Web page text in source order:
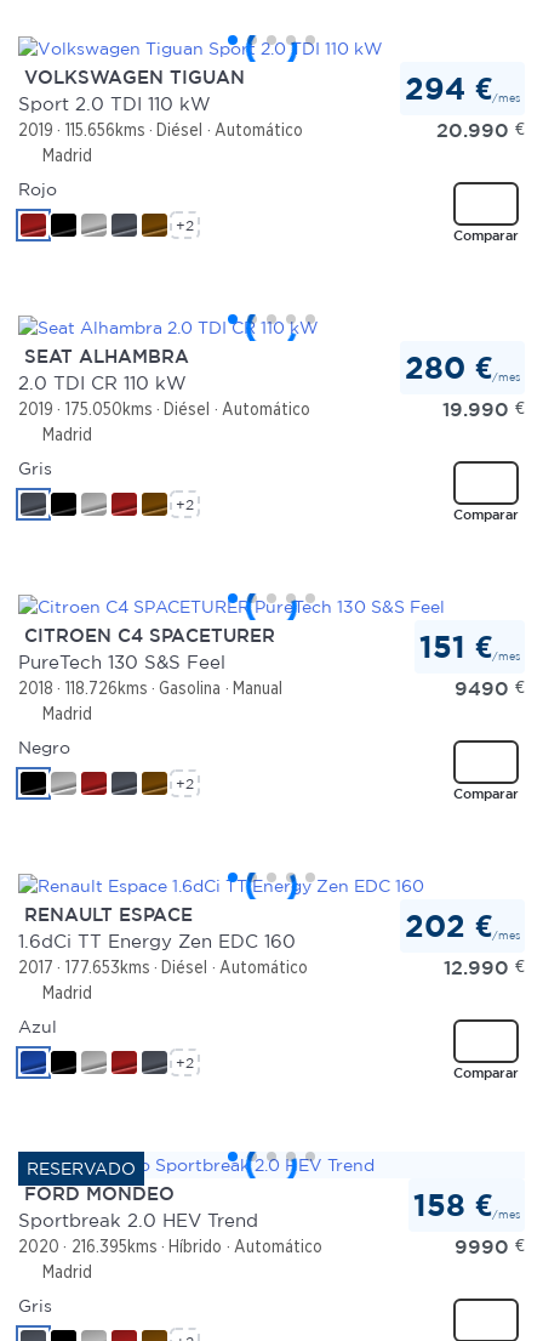
VOLKSWAGEN TIGUAN
Sport 2.0 TDI 110 kW
2019 115.656kms Diésel
Automático
Madrid
294 €/mes
20.990 €
Comparar
Rojo
+2
SEAT ALHAMBRA
2.0 TDI CR 110 kW
2019 175.050kms Diésel
Automático
Madrid
280 €/mes
19.990 €
Comparar
Gris
+2
CITROEN C4 SPACETURER
PureTech 130 S&S Feel
2018 118.726kms Gasolina
Manual
Madrid
151 €/mes
9490 €
Comparar
Negro
+2
RENAULT ESPACE
1.6dCi TT Energy Zen EDC 160
2017 177.653kms Diésel
Automático
Madrid
202 €/mes
12.990 €
Comparar
Azul
+2
FORD MONDEO
Sportbreak 2.0 HEV Trend
2020 216.395kms Híbrido
Automático
Madrid
158 €/mes
9990 €
Gris